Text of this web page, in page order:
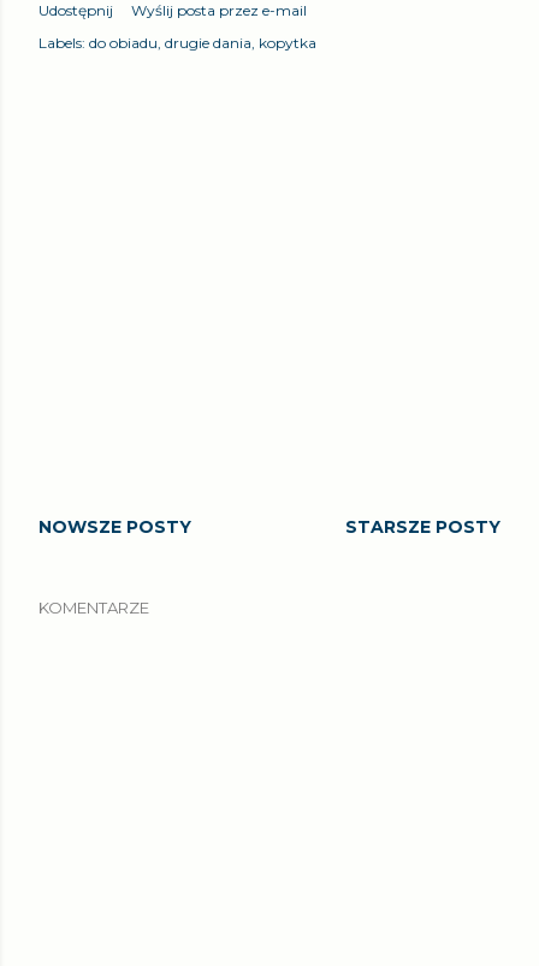
Udostępnij
Wyślij posta przez e-mail
Labels: do obiadu drugie dania kopytka
NOWSZE POSTY STARSZE POSTY
KOMENTARZE